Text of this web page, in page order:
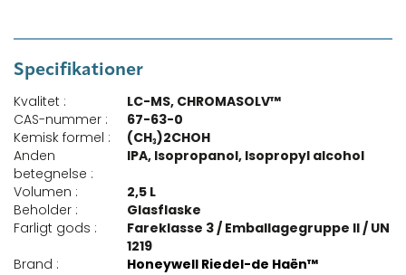
Specifikationer
Kvalitet :
LC-MS, CHROMASOLV™
CAS-nummer :
67-63-0
Kemisk formel :
(CH₃)2CHOH
Anden
betegnelse :
IPA, Isopropanol, Isopropyl alcohol
Volumen :
2,5 L
Beholder :
Glasflaske
Farligt gods :
Fareklasse 3 / Emballagegruppe II / UN
1219
Brand :
Honeywell Riedel-de Haën™